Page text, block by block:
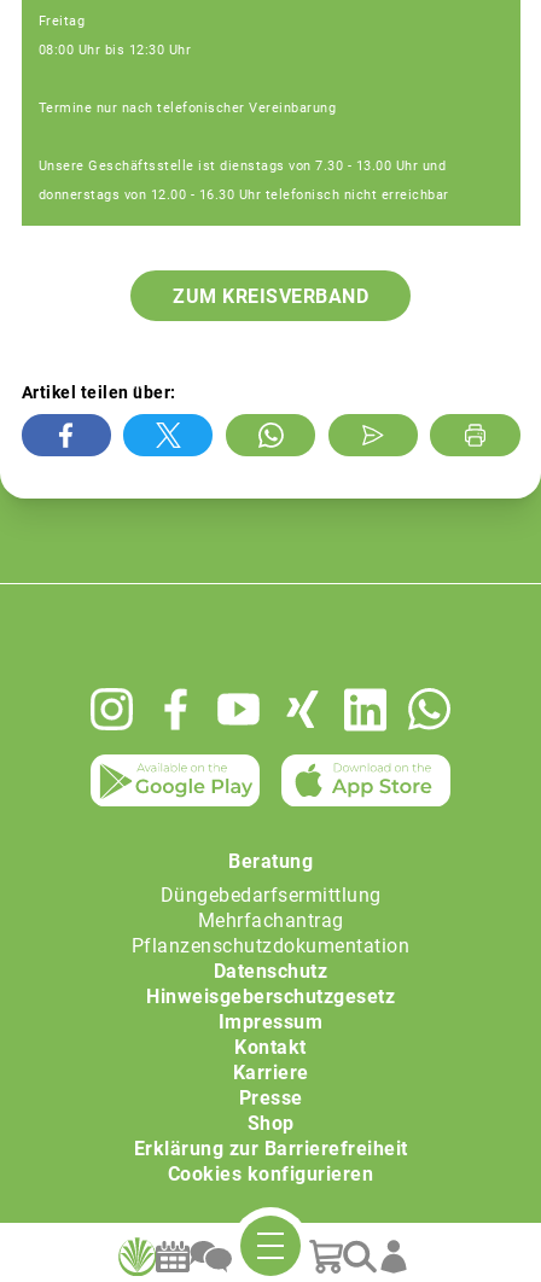
Freitag
08:00 Uhr bis 12:30 Uhr
Termine nur nach telefonischer Vereinbarung
Unsere Geschäftsstelle ist dienstags von 7.30 - 13.00 Uhr und
donnerstags von 12.00 - 16.30 Uhr telefonisch nicht erreichbar
ZUM KREISVERBAND
Artikel teilen über:
Beratung
Düngebedarfsermittlung
Mehrfachantrag
Pflanzenschutzdokumentation
Datenschutz
Hinweisgeberschutzgesetz
Impressum
Kontakt
Karriere
Presse
Shop
Erklärung zur Barrierefreiheit
Cookies konfigurieren